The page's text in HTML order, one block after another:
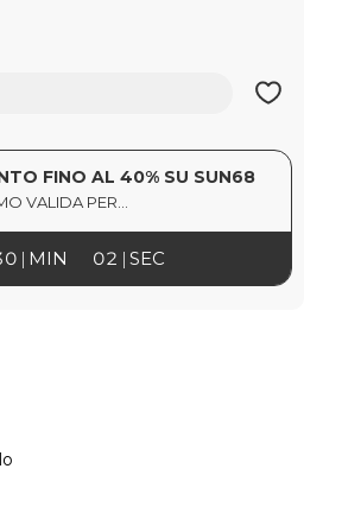
FINO AL 40% SU SUN68
VALIDA PER...
02
MIN SEC